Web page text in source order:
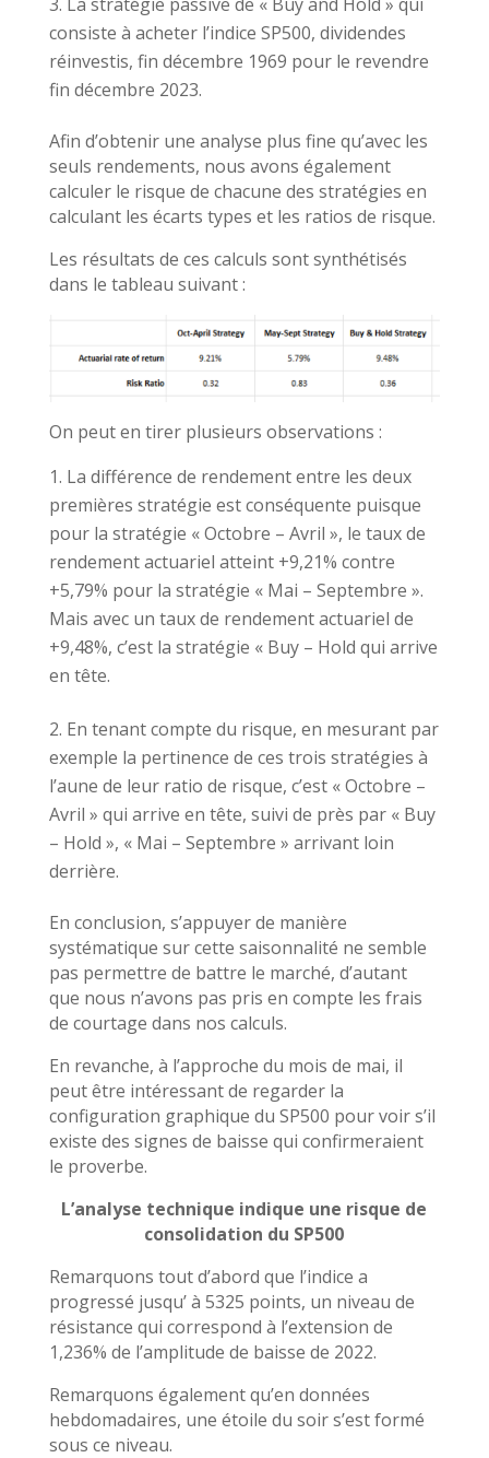
consiste à acheter l’indice SP500, dividendes
réinvestis, fin décembre 1969 pour le revendre
fin décembre 2023.
Afin d’obtenir une analyse plus fine qu’avec les
seuls rendements, nous avons également
calculer le risque de chacune des stratégies en
calculant les écarts types et les ratios de risque.
Les résultats de ces calculs sont synthétisés
dans le tableau suivant :
On peut en tirer plusieurs observations :
La différence de rendement entre les deux
premières stratégie est conséquente puisque
pour la stratégie « Octobre – Avril », le taux de
rendement actuariel atteint +9,21% contre
+5,79% pour la stratégie « Mai – Septembre ».
Mais avec un taux de rendement actuariel de
+9,48%, c’est la stratégie « Buy – Hold qui arrive
en tête.
En tenant compte du risque, en mesurant par
exemple la pertinence de ces trois stratégies à
l’aune de leur ratio de risque, c’est « Octobre –
Avril » qui arrive en tête, suivi de près par « Buy
– Hold », « Mai – Septembre » arrivant loin
derrière.
En conclusion, s’appuyer de manière
systématique sur cette saisonnalité ne semble
pas permettre de battre le marché, d’autant
que nous n’avons pas pris en compte les frais
de courtage dans nos calculs.
En revanche, à l’approche du mois de mai, il
peut être intéressant de regarder la
configuration graphique du SP500 pour voir s’il
existe des signes de baisse qui confirmeraient
le proverbe.
L’analyse technique indique une risque de
consolidation du SP500
Remarquons tout d’abord que l’indice a
progressé jusqu’ à 5325 points, un niveau de
résistance qui correspond à l’extension de
1,236% de l’amplitude de baisse de 2022.
Remarquons également qu’en données
hebdomadaires, une étoile du soir s’est formé
sous ce niveau.